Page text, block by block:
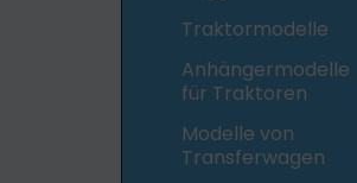
Traktormodelle
Anhängermodelle
für Traktoren
Modelle von
Transferwagen